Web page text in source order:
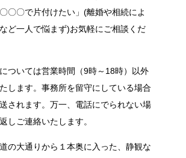
〇〇で片付けたい」(離婚や相続によ
ど一人で悩まず)お気軽にご相談くだ
ついては営業時間（9時～18時）以外
します。事務所を留守にしている場合
されます。万一、電話にでられない場
しご連絡いたします。
の大通りから１本奥に入った、静観な